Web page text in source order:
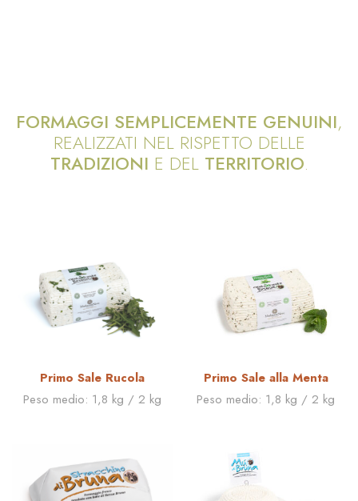
FORMAGGI SEMPLICEMENTE GENUINI,
REALIZZATI NEL RISPETTO DELLE
TRADIZIONI E DEL TERRITORIO.
Primo Sale Rucola
Peso medio: 1,8 kg / 2 kg
Primo Sale alla Menta
Peso medio: 1,8 kg / 2 kg